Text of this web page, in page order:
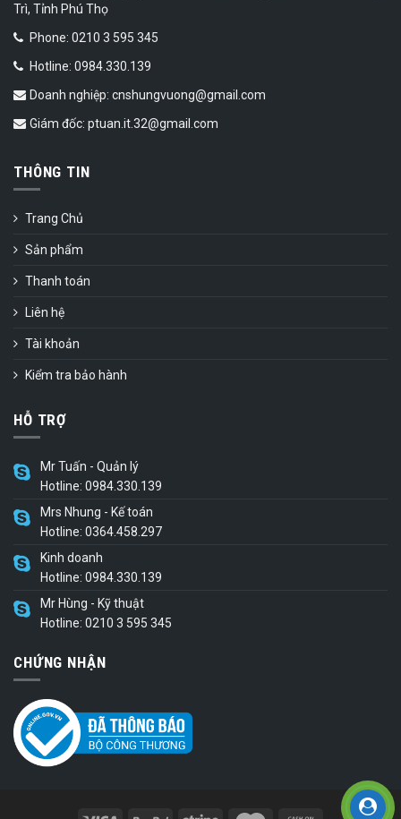
Trì, Tỉnh Phú Thọ
Phone: 0210 3 595 345
Hotline: 0984.330.139
Doanh nghiệp: cnshungvuong@gmail.com
Giám đốc: ptuan.it.32@gmail.com
THÔNG TIN
Trang Chủ
Sản phẩm
Thanh toán
Liên hệ
Tài khoản
Kiểm tra bảo hành
HỖ TRỢ
Mr Tuấn - Quản lý
Hotline: 0984.330.139
Mrs Nhung - Kế toán
Hotline: 0364.458.297
Kinh doanh
Hotline: 0984.330.139
Mr Hùng - Kỹ thuật
Hotline: 0210 3 595 345
CHỨNG NHẬN